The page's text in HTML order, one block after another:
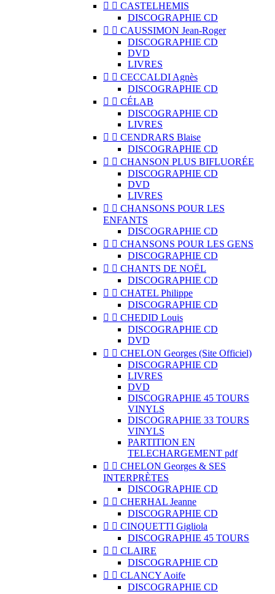
  CASTELHEMIS
DISCOGRAPHIE CD
  CAUSSIMON Jean-Roger
DISCOGRAPHIE CD
DVD
LIVRES
  CECCALDI Agnès
DISCOGRAPHIE CD
  CÉLAB
DISCOGRAPHIE CD
LIVRES
  CENDRARS Blaise
DISCOGRAPHIE CD
  CHANSON PLUS BIFLUORÉE
DISCOGRAPHIE CD
DVD
LIVRES
  CHANSONS POUR LES
ENFANTS
DISCOGRAPHIE CD
  CHANSONS POUR LES GENS
DISCOGRAPHIE CD
  CHANTS DE NOËL
DISCOGRAPHIE CD
  CHATEL Philippe
DISCOGRAPHIE CD
  CHEDID Louis
DISCOGRAPHIE CD
DVD
  CHELON Georges (Site Officiel)
DISCOGRAPHIE CD
LIVRES
DVD
DISCOGRAPHIE 45 TOURS
VINYLS
DISCOGRAPHIE 33 TOURS
VINYLS
PARTITION EN
TELECHARGEMENT pdf
  CHELON Georges & SES
INTERPRÈTES
DISCOGRAPHIE CD
  CHERHAL Jeanne
DISCOGRAPHIE CD
  CINQUETTI Gigliola
DISCOGRAPHIE 45 TOURS
  CLAIRE
DISCOGRAPHIE CD
  CLANCY Aoife
DISCOGRAPHIE CD